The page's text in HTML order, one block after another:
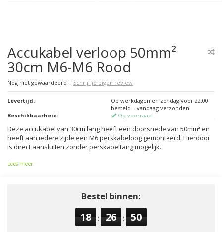
Accukabel verloop 50mm²
30cm M6-M6 Rood
Nog niet gewaardeerd | Schrijf je eigen review
Levertijd:
Op werkdagen en zondag voor 22:00
besteld = vandaag verzonden!
Beschikbaarheid:
Op voorraad
Deze accukabel van 30cm lang heeft een doorsnede van 50mm² en
heeft aan iedere zijde een M6 perskabeloog gemonteerd. Hierdoor
is direct aansluiten zonder perskabeltang mogelijk.
Lees meer
Bestel binnen:
18 : 26 : 50